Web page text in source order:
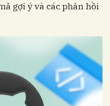
gợi ý và các phản hồi